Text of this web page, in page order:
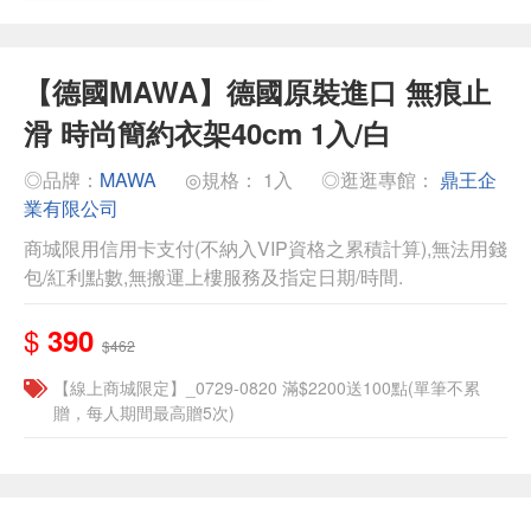
【德國MAWA】德國原裝進口 無痕止
滑 時尚簡約衣架40cm 1入/白
◎品牌： MAWA ◎規格： 1入 ◎逛逛專館： 鼎王企
業有限公司
商城限用信用卡支付(不納入VIP資格之累積計算),無法用錢
包/紅利點數,無搬運上樓服務及指定日期/時間.
$ 390 $462
【線上商城限定】_0729-0820 滿$2200送100點(單筆不累
贈，每人期間最高贈5次)